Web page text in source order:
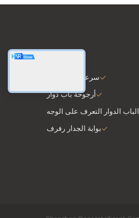
سرعة البوابة دوار
أرجوحة باب دوار
الباب الدوار التعرف على الوجه
بوابة الجدار رفرف